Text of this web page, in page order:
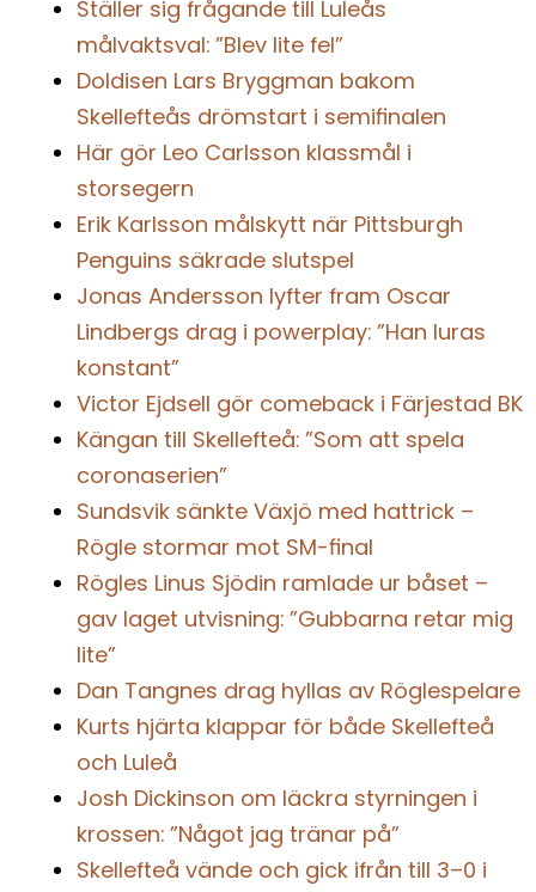
Ställer sig frågande till Luleås
målvaktsval: ”Blev lite fel”
Doldisen Lars Bryggman bakom
Skellefteås drömstart i semifinalen
Här gör Leo Carlsson klassmål i
storsegern
Erik Karlsson målskytt när Pittsburgh
Penguins säkrade slutspel
Jonas Andersson lyfter fram Oscar
Lindbergs drag i powerplay: ”Han luras
konstant”
Victor Ejdsell gör comeback i Färjestad BK
Kängan till Skellefteå: ”Som att spela
coronaserien”
Sundsvik sänkte Växjö med hattrick –
Rögle stormar mot SM-final
Rögles Linus Sjödin ramlade ur båset –
gav laget utvisning: ”Gubbarna retar mig
lite”
Dan Tangnes drag hyllas av Röglespelare
Kurts hjärta klappar för både Skellefteå
och Luleå
Josh Dickinson om läckra styrningen i
krossen: ”Något jag tränar på”
Skellefteå vände och gick ifrån till 3–0 i